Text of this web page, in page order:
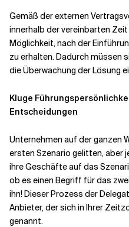
Gemäß der externen
innerhalb der vereinbarten
Möglichkeit, nach der
zu erhalten. Dadurch müssen
die Überwachung der Lösung
Kluge
Entscheidungen
Unternehmen auf der ganzen
ersten Szenario gelitten, aber
ihre Geschäfte auf das
ob es einen Begriff für das
ihn! Dieser Prozess der
Anbieter, der sich in Ihrer
genannt.